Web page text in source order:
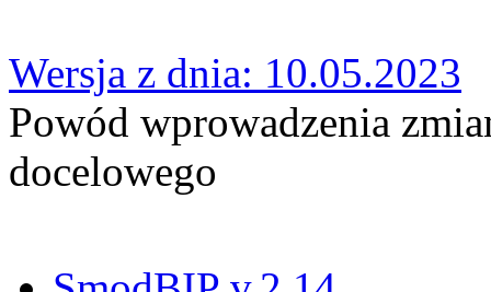
Wersja z dnia: 10.05.2023
Powód wprowadzenia
docelowego